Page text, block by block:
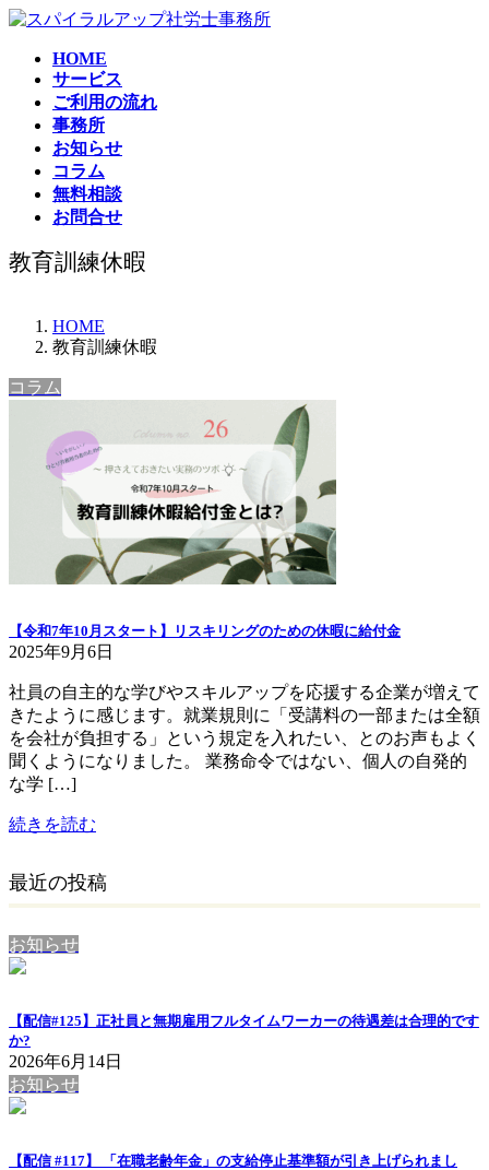
コ
ナ
HOME
サービス
ご利用の流れ
事務所
お知らせ
コラム
無料相談
お問合せ
教育訓練休暇
HOME
教育訓練休暇
コラム
【令和7年10月スタート】リスキリングのための休暇に給付金
2025年9月6日
社員の自主的な学びやスキルアップを応援する企業が増えて
きたように感じます。就業規則に「受講料の一部または全額
を会社が負担する」という規定を入れたい、とのお声もよく
聞くようになりました。 業務命令ではない、個人の自発的
な学 […]
続きを読む
最近の投稿
お知らせ
【配信#125】正社員と無期雇用フルタイムワーカーの待遇差は合理的です
か?
2026年6月14日
お知らせ
【配信 #117】 「在職老齢年金」の支給停止基準額が引き上げられまし